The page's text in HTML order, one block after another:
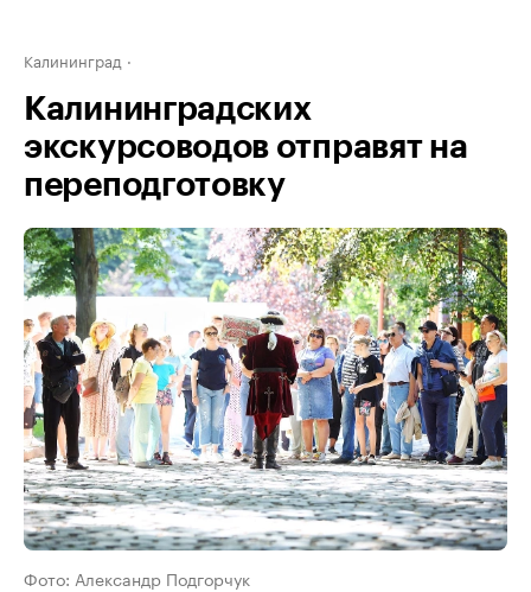
Калининград
Калининградских
экскурсоводов отправят на
переподготовку
Фото: Александр Подгорчук